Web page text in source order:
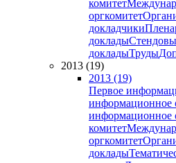
комитет
оргкомитет
докладчики
доклады
докладыТруды
2013 (19)
2013 (19)
Первое
информационное
информационное
комитет
оргкомитет
доклады